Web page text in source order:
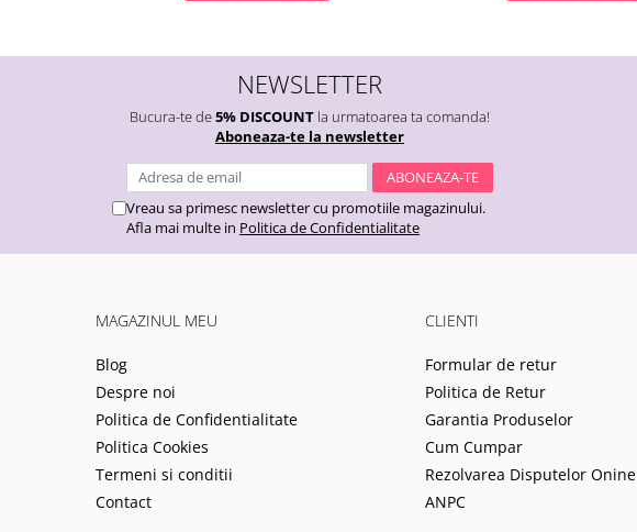
NEWSLETTER
Bucura-te de5% DISCOUNT la urmatoarea ta comanda!
Aboneaza-te la newsletter
Vreau sa primesc newsletter cu promotiile magazinului.
Afla mai multe in Politica de Confidentialitate
MAGAZINUL MEU
Blog
Despre noi
Politica de Confidentialitate
Politica Cookies
Termeni si conditii
Contact
CLIENTI
Formular de retur
Politica de Retur
Garantia Produselor
Cum Cumpar
Rezolvarea Disputelor Onine
ANPC